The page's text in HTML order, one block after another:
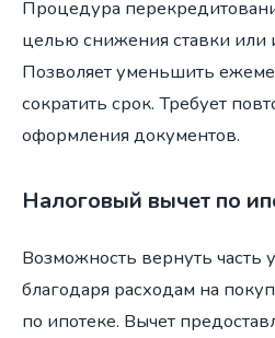
Процедура
целью снижения ставки или
Позволяет уменьшить
сократить срок. Требует
оформления документов.
Налоговый вычет по
Возможность вернуть часть
благодаря расходам на
по ипотеке. Вычет